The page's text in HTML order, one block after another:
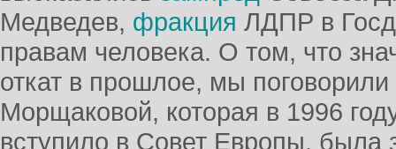
Медведев, фракция ЛДПР в
правам человека. О том, что
откат в прошлое, мы
Морщаковой, которая в 1996
вступило в Совет Европы, была